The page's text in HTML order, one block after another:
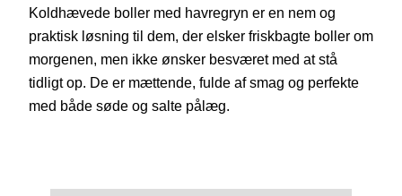
Koldhævede boller med havregryn er en nem og
praktisk løsning til dem, der elsker friskbagte boller om
morgenen, men ikke ønsker besværet med at stå
tidligt op. De er mættende, fulde af smag og perfekte
med både søde og salte pålæg.